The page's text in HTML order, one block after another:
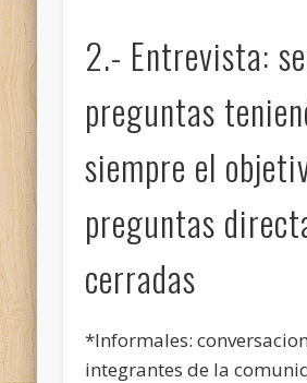
2.- Entrevista:
preguntas
siempre el
preguntas
cerradas
*Informales:
integrantes de la